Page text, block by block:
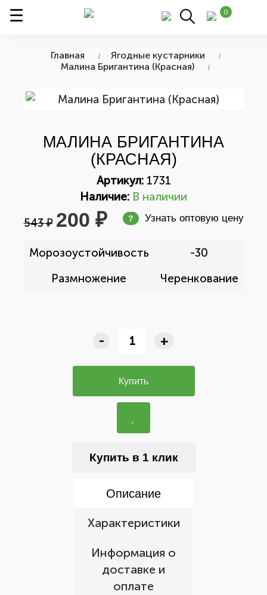
0
Главная
Ягодные кустарники
Малина Бригантина (Красная)
МАЛИНА БРИГАНТИНА
(КРАСНАЯ)
Артикул:1731
Наличие: В наличии
543 ₽ 200 ₽ ? Узнать оптовую цену
Морозоустойчивость
-30
Размножение
Черенкование
- +
Купить
Купить в 1 клик
Описание
Характеристики
Информация о
доставке и
оплате